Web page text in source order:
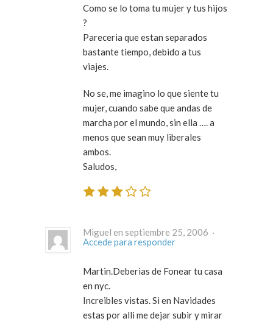
Como se lo toma tu mujer y tus hijos
?
Pareceria que estan separados
bastante tiempo, debido a tus
viajes.
No se, me imagino lo que siente tu
mujer, cuando sabe que andas de
marcha por el mundo, sin ella …. a
menos que sean muy liberales
ambos.
Saludos,
Miguel en septiembre 25, 2006 ·
Accede para responder
Martin.Deberias de Fonear tu casa
en nyc.
Increibles vistas. Si en Navidades
estas por alli me dejar subir y mirar